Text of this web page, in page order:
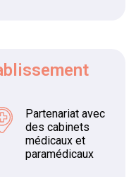
Partenariat avec
des cabinets
médicaux et
paramédicaux